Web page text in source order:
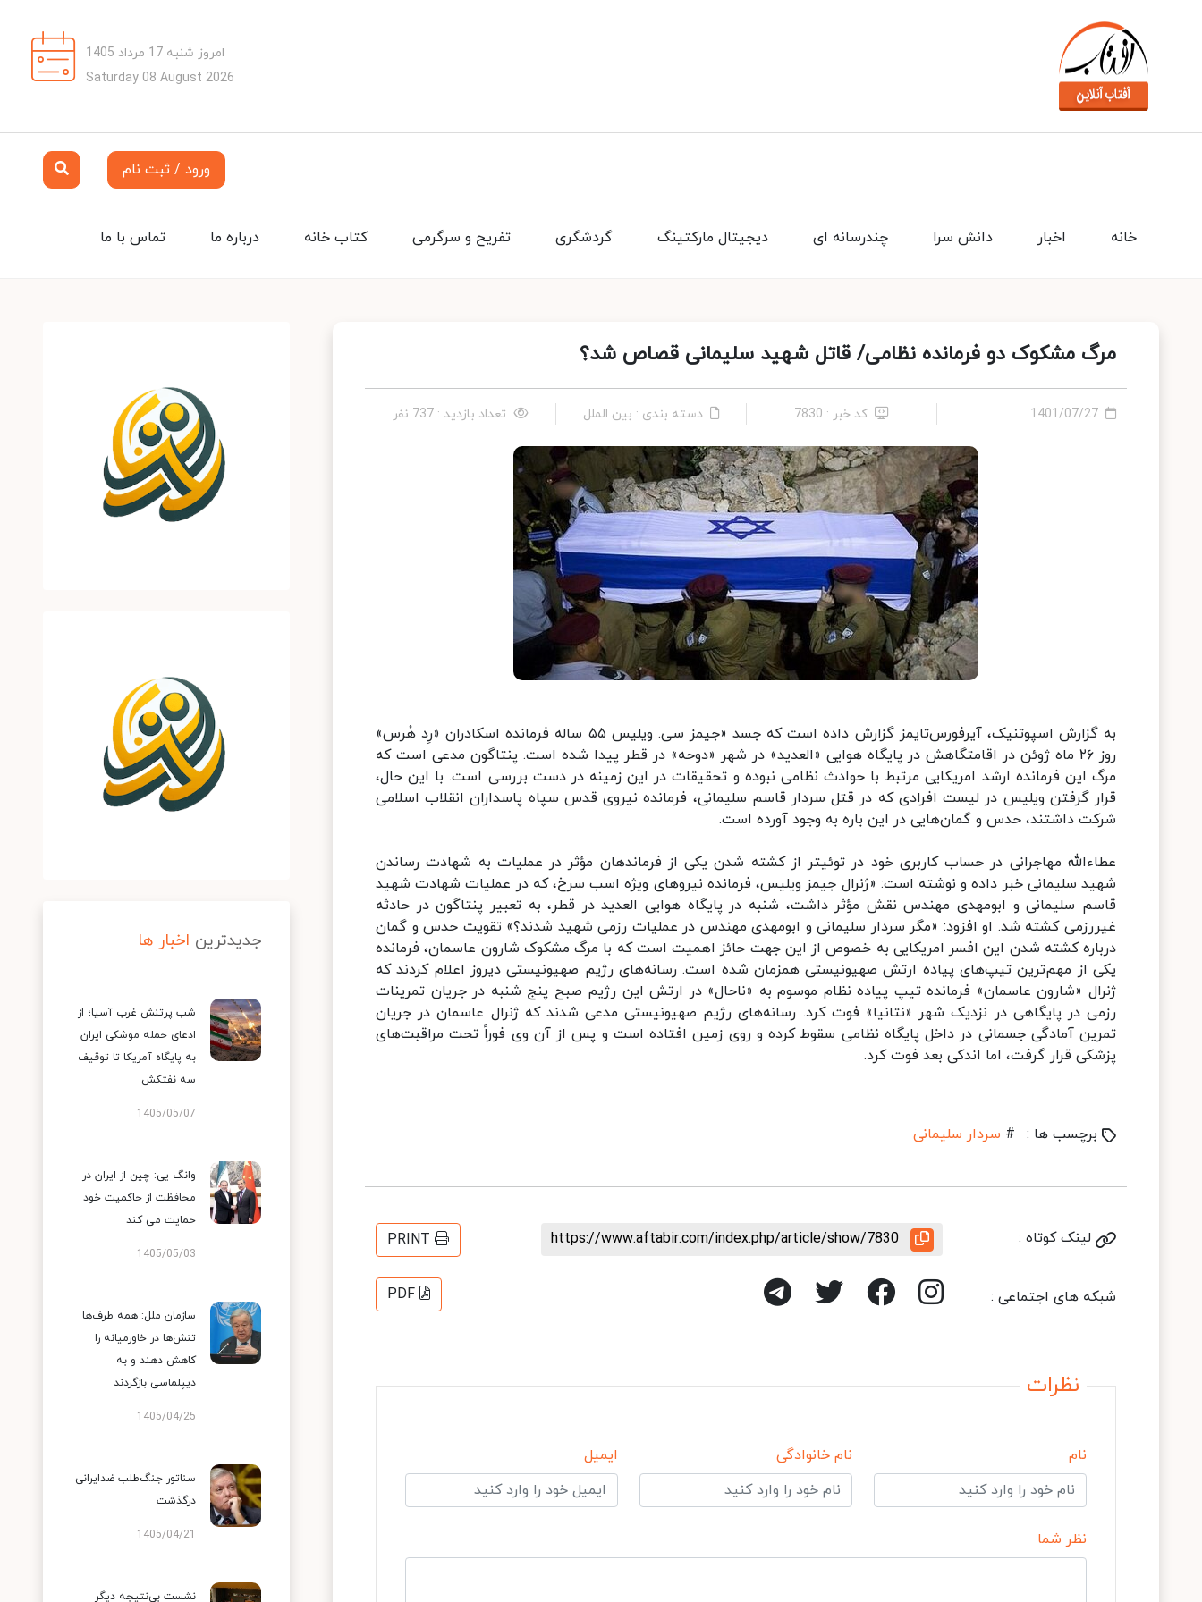
امروز شنبه 17 مرداد 1405
Saturday 08 August 2026
ورود / ثبت نام
تماس با ما درباره ما کتاب خانه تفریح و سرگرمی گردشگری دیجیتال مارکتینگ چندرسانه ای دانش سرا اخبار خانه
مرگ مشکوک دو فرمانده نظامی/ قاتل شهید سلیمانی قصاص شد؟
1401/07/27 کد خبر : 7830 دسته بندی : بین الملل تعداد بازدید : 737 نفر
به گزارش اسپوتنیک، آیرفورس‌تایمز گزارش داده است که جسد «جیمز سی. ویلیس ۵۵ ساله فرمانده اسکادران «رِد هُرس»
روز ۲۶ ماه ژوئن در اقامتگاهش در پایگاه هوایی «العدید» در شهر «دوحه» در قطر پیدا شده است. پنتاگون مدعی است که
مرگ این فرمانده ارشد امریکایی مرتبط با حوادث نظامی نبوده و تحقیقات در این زمینه در دست بررسی است. با این حال،
قرار گرفتن ویلیس در لیست افرادی که در قتل سردار قاسم سلیمانی، فرمانده نیروی قدس سپاه پاسداران انقلاب اسلامی
شرکت داشتند، حدس و گمان‌هایی در این باره به وجود آورده است.
عطاءالله مهاجرانی در حساب کاربری خود در توئیتر از کشته شدن یکی از فرماندهان مؤثر در عملیات به شهادت رساندن
شهید سلیمانی خبر داده و نوشته است: «ژنرال جیمز ویلیس، فرمانده نیروهای ویژه اسب سرخ، که در عملیات شهادت شهید
قاسم سلیمانی و ابومهدی مهندس نقش مؤثر داشت، شنبه در پایگاه هوایی العدید در قطر، به تعبیر پنتاگون در حادثه
غیررزمی کشته شد. او افزود: «مگر سردار سلیمانی و ابومهدی مهندس در عملیات رزمی شهید شدند؟» تقویت حدس و گمان
درباره کشته شدن این افسر امریکایی به خصوص از این جهت حائز اهمیت است که با مرگ مشکوک شارون عاسمان، فرمانده
یکی از مهم‌ترین تیپ‌های پیاده ارتش صهیونیستی همزمان شده است. رسانه‌های رژیم صهیونیستی دیروز اعلام کردند که
ژنرال «شارون عاسمان» فرمانده تیپ پیاده نظام موسوم به «ناحال» در ارتش این رژیم صبح پنج شنبه در جریان تمرینات
رزمی در پایگاهی در نزدیک شهر «نتانیا» فوت کرد. رسانه‌های رژیم صهیونیستی مدعی شدند که ژنرال عاسمان در جریان
تمرین آمادگی جسمانی در داخل پایگاه نظامی سقوط کرده و روی زمین افتاده است و پس از آن وی فوراً تحت مراقبت‌های
پزشکی قرار گرفت، اما اندکی بعد فوت کرد.
برچسب ها : # سردار سلیمانی
لینک کوتاه : https://www.aftabir.com/index.php/article/show/7830
PRINT
شبکه های اجتماعی : PDF
نظرات
نام نام خانوادگی ایمیل
نظر شما
جدیدترین اخبار ها
شب پرتنش غرب آسیا؛ از
ادعای حمله موشکی ایران
به پایگاه آمریکا تا توقیف
سه نفتکش
1405/05/07
وانگ یی: چین از ایران در
محافظت از حاکمیت خود
حمایت می کند
1405/05/03
سازمان ملل: همه طرف‌ها
تنش‌ها در خاورمیانه را
کاهش دهند و به
دیپلماسی بازگردند
1405/04/25
سناتور جنگ‌طلب ضدایرانی
درگذشت
1405/04/21
نشست بی‌نتیجه دیگر